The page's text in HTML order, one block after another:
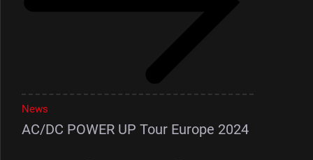
News
AC/DC POWER UP Tour Europe 2024